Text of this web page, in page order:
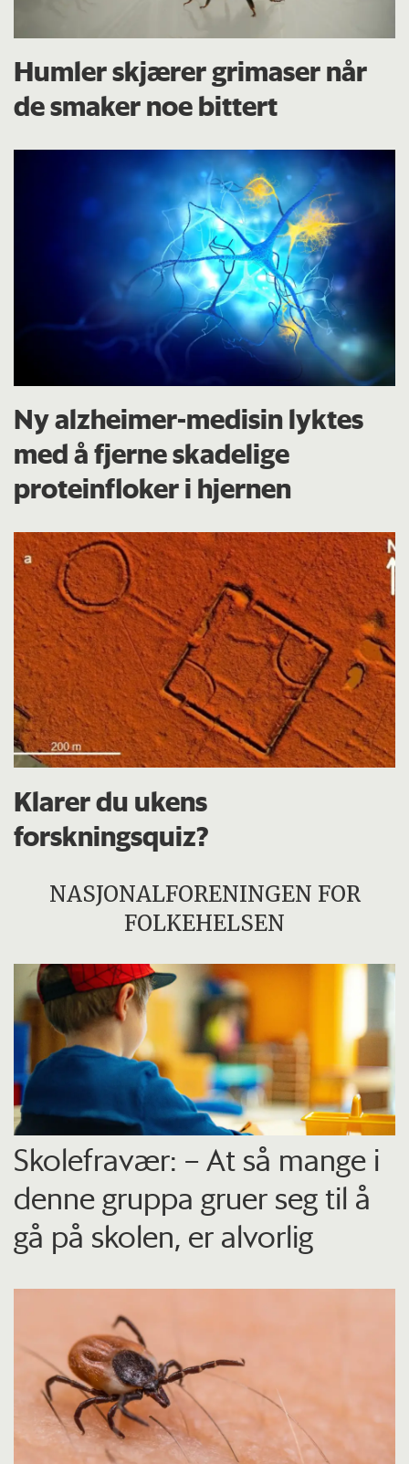
Humler skjærer grimaser når
de smaker noe bittert
Ny alzheimer-medisin lyktes
med å fjerne skadelige
proteinfloker i hjernen
Klarer du ukens
forskningsquiz?
NASJONALFORENINGEN FOR
FOLKEHELSEN
Skolefravær: – At så mange i
denne gruppa gruer seg til å
gå på skolen, er alvorlig